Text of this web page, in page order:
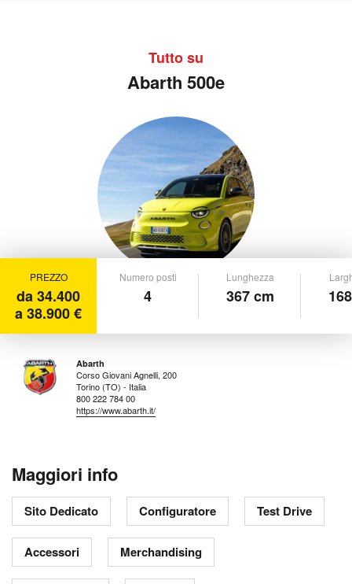
Tutto su
Abarth 500e
PREZZO
da 34.400
a 38.900 €
Numero posti
4
Lunghezza
367 cm
Abarth
Corso Giovani Agnelli, 200
Torino (TO) - Italia
800 222 784 00
https://www.abarth.it/
Maggiori info
Sito Dedicato Configuratore Test Drive
Accessori Merchandising